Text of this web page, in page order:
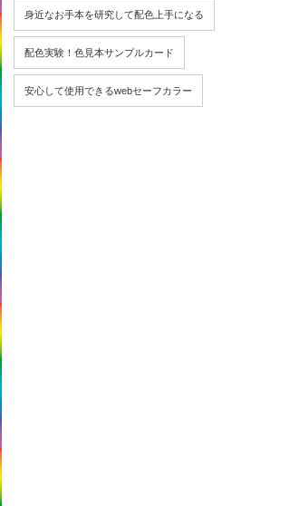
身近なお手本を研究して配色上手になる
配色実験！色見本サンプルカード
安心して使用できるwebセーフカラー